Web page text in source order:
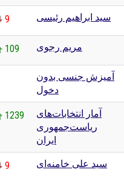
9 سید ابراهیم رئیسی
109 مریم رجوی
آمیزش جنسی بدون
دخول
1239
آمار انتخابات‌های
ریاست‌جمهوری
ایران
9 سید علی خامنه‌ای